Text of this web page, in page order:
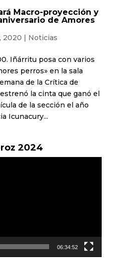
Macro-proyección y
de Amores
2020 | Noticias
Iñárritu posa con varios
perros» en la sala
de la Crítica de
la cinta que ganó el
de la sección el año
Icunacury...
2024
06:34:52